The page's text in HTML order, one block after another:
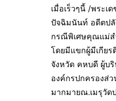
เมื่อเร็วๆนี้ /พระ
ปัจฉิมนันท์ อดีตปลั
กรณีพิเศษคุณแม่ส
โดยมีแขกผู้มีเกีย
จังหวัด คหบดี ผู้บ
องค์กรปกครองส่
มากมายณ.เมรุวัด